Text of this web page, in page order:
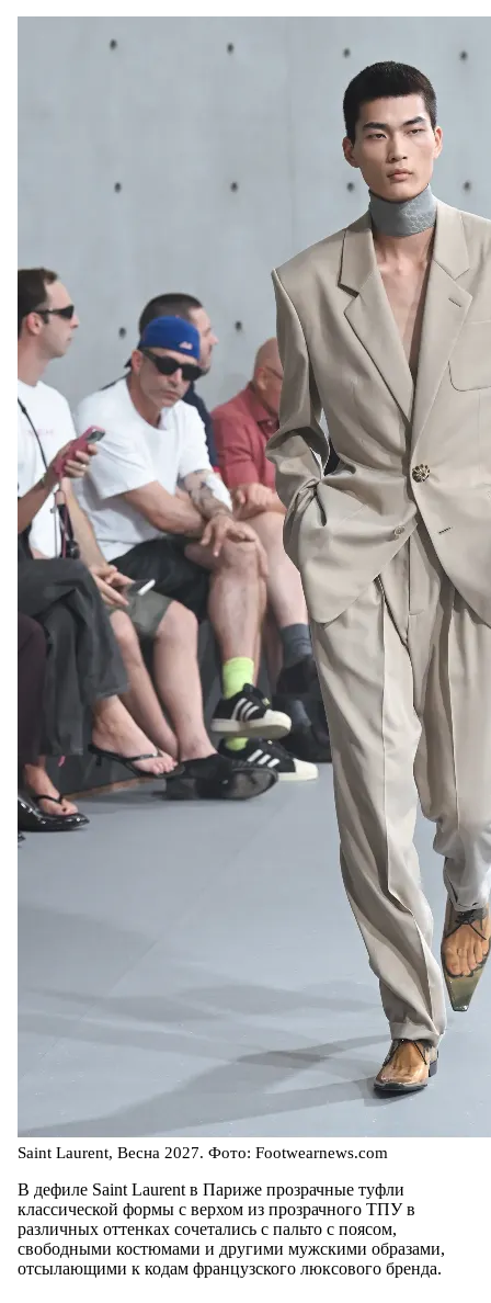
Saint Laurent, Весна 2027. Фото: Footwearnews.com
В дефиле Saint Laurent в Париже прозрачные туфли
классической формы с верхом из прозрачного ТПУ в
различных оттенках сочетались с пальто с поясом,
свободными костюмами и другими мужскими образами,
отсылающими к кодам французского люксового бренда.